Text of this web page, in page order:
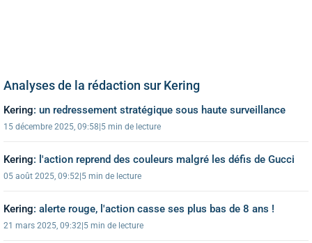
Analyses de la rédaction sur Kering
Kering: un redressement stratégique sous haute surveillance
15 décembre 2025, 09:58 5 min de lecture
Kering: l'action reprend des couleurs malgré les défis de Gucci
05 août 2025, 09:52 5 min de lecture
Kering: alerte rouge, l'action casse ses plus bas de 8 ans !
21 mars 2025, 09:32 5 min de lecture